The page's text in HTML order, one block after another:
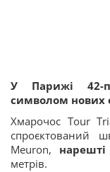
У Парижі 42-
символом нових
Хмарочос Tour
спроєктований
Meuron, нарешті
метрів.